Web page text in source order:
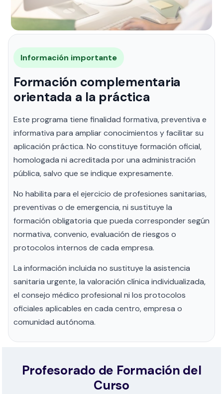
Información importante
Formación complementaria
orientada a la práctica
Este programa tiene finalidad formativa, preventiva e
informativa para ampliar conocimientos y facilitar su
aplicación práctica. No constituye formación oficial,
homologada ni acreditada por una administración
pública, salvo que se indique expresamente.
No habilita para el ejercicio de profesiones sanitarias,
preventivas o de emergencia, ni sustituye la
formación obligatoria que pueda corresponder según
normativa, convenio, evaluación de riesgos o
protocolos internos de cada empresa.
La información incluida no sustituye la asistencia
sanitaria urgente, la valoración clínica individualizada,
el consejo médico profesional ni los protocolos
oficiales aplicables en cada centro, empresa o
comunidad autónoma.
Profesorado de Formación del
Curso